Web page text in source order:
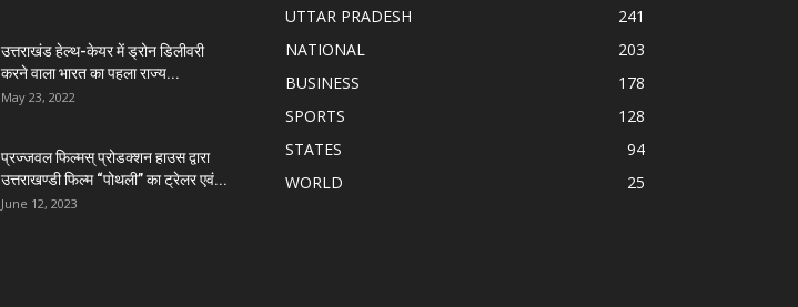
उत्तराखंड हेल्थ-केयर में ड्रोन डिलीवरी
करने वाला भारत का पहला राज्य...
May 23, 2022
प्रज्जवल फिल्मस् प्रोडक्शन हाउस द्वारा
उत्तराखण्डी फिल्म “पोथली” का ट्रेलर एवं...
June 12, 2023
UTTAR PRADESH
241
NATIONAL
203
BUSINESS
178
SPORTS
128
STATES
94
WORLD
25